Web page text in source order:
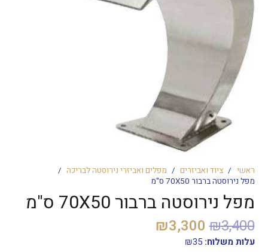
ראשי / ציוד ואביזרים / מפלים ואביזרי נירוסטה לבריכה /
מפל נירוסטה ברבור 70X50 ס"מ
מפל נירוסטה ברבור 70X50 ס"מ
₪3,400 המחיר
המקורי
₪3,300
עלות משלוח: ₪35